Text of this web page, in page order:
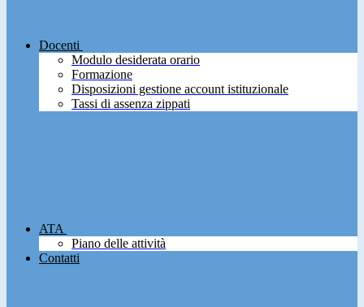
Docenti
Modulo desiderata orario
Formazione
Disposizioni gestione account istituzionale
Tassi di assenza zippati
ATA
Piano delle attività
Contatti